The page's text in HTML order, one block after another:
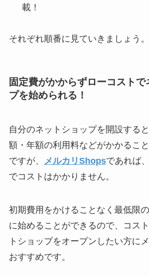
載！
それぞれ順番に見ていきましょう。
固定費がかからずローコストで
プを始められる！
自分のネットショップを開設する
額・年額の利用料などがかかるこ
ですが、
メルカリShopsであれば
でコストはかかりません。
初期費用をかけることなく最低限
に始めることができるので、コス
トショップをオープンしたい方に
おすすめです。